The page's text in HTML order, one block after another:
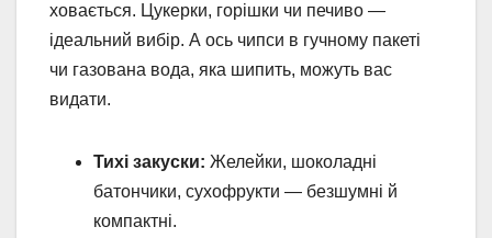
ховається. Цукерки, горішки чи печиво —
ідеальний вибір. А ось чипси в гучному пакеті
чи газована вода, яка шипить, можуть вас
видати.
Тихі закуски: Желейки, шоколадні
батончики, сухофрукти — безшумні й
компактні.